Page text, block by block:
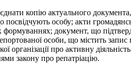
копію актуального
особу; акти
формуваннях; документ, що
особи, що містить
організації про активну
закону про репатріацію.